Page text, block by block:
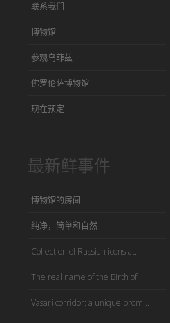
联系我们
博物馆
参观乌菲兹
佛罗伦萨博物馆
现在预定
最新鲜事件
博物馆的房间
纯净，简单和自然
Collection of Russian icons at...
The real name of the Birth of ...
Vasari corridor: a unique prom...